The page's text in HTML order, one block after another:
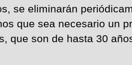
se eliminarán
que sea necesario un
que son de hasta 30